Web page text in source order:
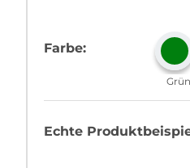
Farbe:
Grün
Echte